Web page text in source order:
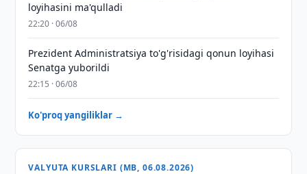
loyihasini ma'qulladi
22:20 · 06/08
Prezident Administratsiya to'g'risidagi qonun loyihasi
Senatga yuborildi
22:15 · 06/08
Ko'proq yangiliklar →
VALYUTA KURSLARI (MB, 06.08.2026)